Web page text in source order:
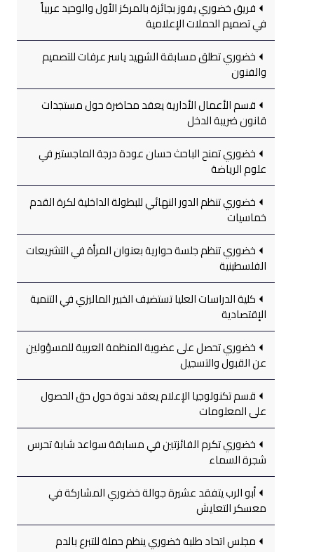
فريق خضوري يفوز بجائزة بالمركز الأول والوحيد عربياً
في تصميم الحملات الإعلامية
خضوري تطلق مسابقة الشهيد ياسر عرفات للتصميم
والفنون
قسم الأعمال الأدارية يعقد محاضرة حول مستجدات
قانون ضريبة الدخل
خضوري تمنح الباحث حسان عودة درجة الماجستير في
علوم الرياضة
خضوري تنظم الدور النهائي للبطولة الداخلية لكرة القدم
خماسيات
خضوري تنظم جلسة حوارية بعنوان المرأة في التشريعات
الفلسطينية
كلية الدراسات العليا تستضيف الخبير الماليزي في التنمية
الإقتصادية
خضوري تحصل على عضوية المنظمة العربية للمسؤولين
عن القبول والتسجيل
قسم تكنولوجيا الإعلام يعقد ندوة حول حق الحصول
على المعلومات
خضوري تكرم الفائزتين في مسابقة سواعد شابة تحرس
شجرة السماء
أبو الرب يتفقد عشيرة جوالة خضوري المشاركة في
معسكر التعايش
مجلس اتحاد طلبة خضوري ينظم حملة للتبرع بالدم